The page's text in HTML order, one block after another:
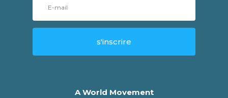
s'inscrire
A World Movement